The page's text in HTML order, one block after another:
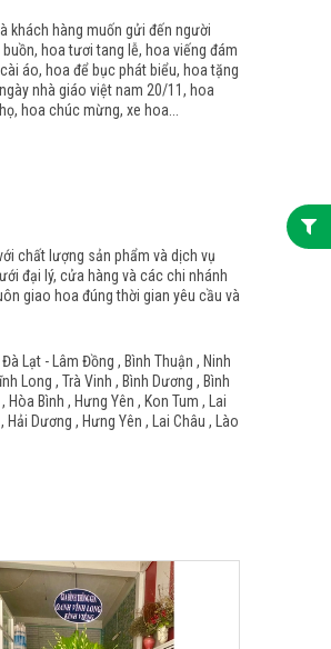
khách hàng muốn gửi đến người
hoa tươi tang lễ, hoa viếng đám
áo, hoa để bục phát biểu, hoa tặng
nhà giáo việt nam 20/11, hoa
hoa chúc mừng, xe hoa...
chất lượng sản phẩm và dịch vụ
đại lý, cửa hàng và các chi nhánh
giao hoa đúng thời gian yêu cầu và
Lạt - Lâm Đồng , Bình Thuận , Ninh
Long , Trà Vinh , Bình Dương , Bình
Hòa Bình , Hưng Yên , Kon Tum , Lai
Hải Dương , Hưng Yên , Lai Châu , Lào